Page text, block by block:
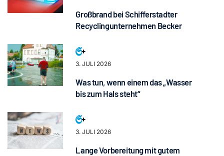
Großbrand bei Schifferstadter
Recyclingunternehmen Becker
3. JULI 2026
Was tun, wenn einem das „Wasser
bis zum Hals steht“
3. JULI 2026
Lange Vorbereitung mit gutem